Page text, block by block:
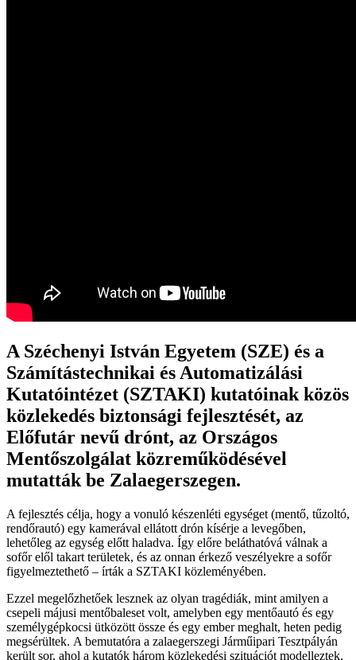
A Széchenyi István Egyetem (SZE) és a
Számítástechnikai és Automatizálási
Kutatóintézet (SZTAKI) kutatóinak közös
közlekedés biztonsági fejlesztését, az
Előfutár nevű drónt, az Országos
Mentőszolgálat közreműködésével
mutatták be Zalaegerszegen.
A fejlesztés célja, hogy a vonuló készenléti egységet (mentő, tűzoltó,
rendőrautó) egy kamerával ellátott drón kísérje a levegőben,
lehetőleg az egység előtt haladva. Így előre beláthatóvá válnak a
sofőr elől takart területek, és az onnan érkező veszélyekre a sofőr
figyelmeztethető – írták a SZTAKI közleményében.
Ezzel megelőzhetőek lesznek az olyan tragédiák, mint amilyen a
csepeli májusi mentőbaleset volt, amelyben egy mentőautó és egy
személygépkocsi ütközött össze és egy ember meghalt, heten pedig
megsérültek. A bemutatóra a zalaegerszegi Járműipari Tesztpályán
került sor, ahol a kutatók három közlekedési szituációt modelleztek.